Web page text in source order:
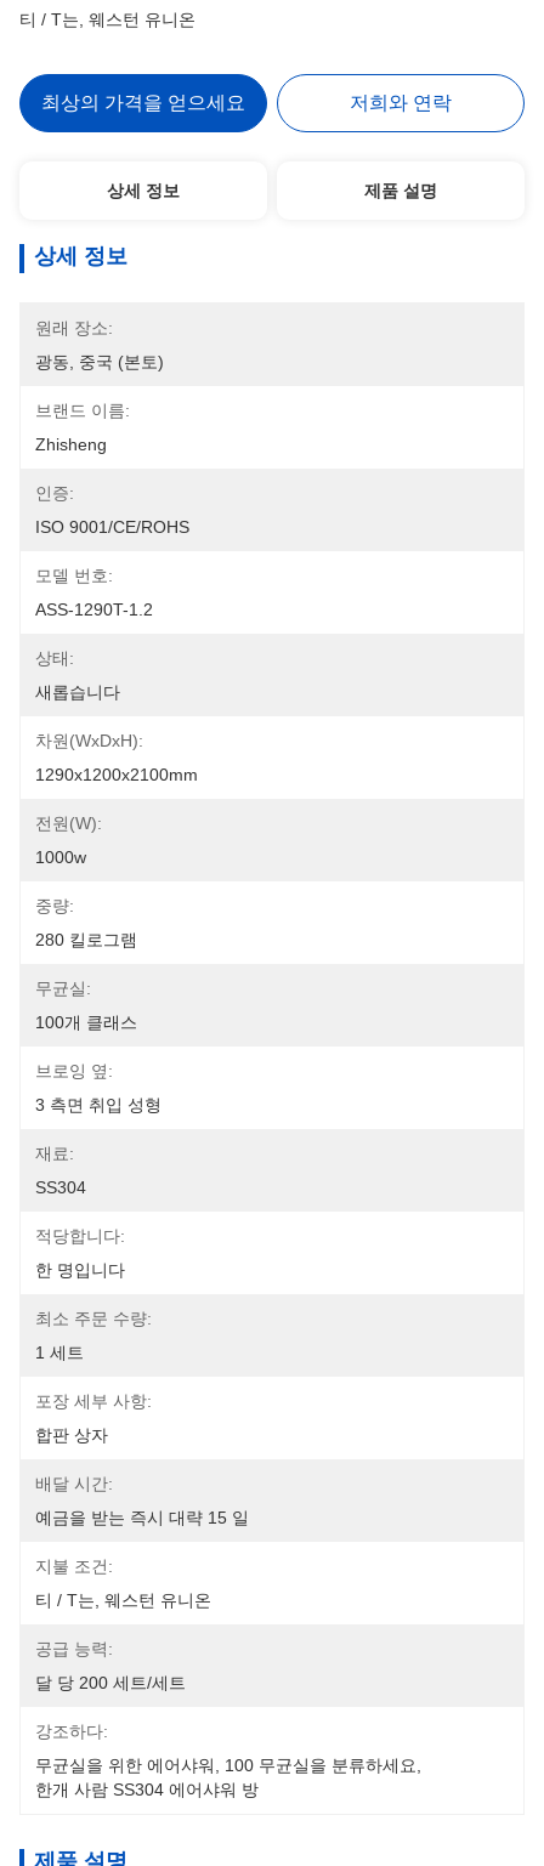
티 / T는, 웨스턴 유니온
최상의 가격을 얻으세요 저희와 연락
상세 정보 제품 설명
상세 정보
원래 장소:
광동, 중국 (본토)
브랜드 이름:
Zhisheng
인증:
ISO 9001/CE/ROHS
모델 번호:
ASS-1290T-1.2
상태:
새롭습니다
차원(WxDxH):
1290x1200x2100mm
전원(W):
1000w
중량:
280 킬로그램
무균실:
100개 클래스
브로잉 옆:
3 측면 취입 성형
재료:
SS304
적당합니다:
한 명입니다
최소 주문 수량:
1 세트
포장 세부 사항:
합판 상자
배달 시간:
예금을 받는 즉시 대략 15 일
지불 조건:
티 / T는, 웨스턴 유니온
공급 능력:
달 당 200 세트/세트
강조하다:
무균실을 위한 에어샤워
100 무균실을 분류하세요
한개 사람 SS304 에어샤워 방
제품 설명